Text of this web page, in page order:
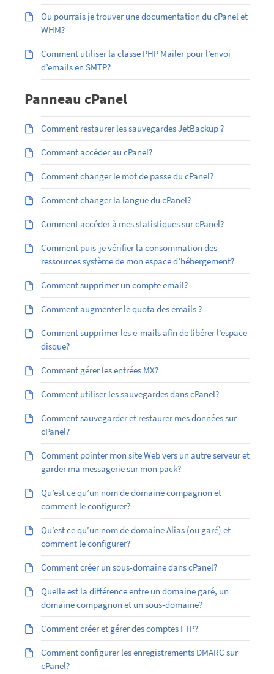
Ou pourrais je trouver une documentation du cPanel et
WHM?
Comment utiliser la classe PHP Mailer pour l’envoi
d’emails en SMTP?
Panneau cPanel
Comment restaurer les sauvegardes JetBackup ?
Comment accéder au cPanel?
Comment changer le mot de passe du cPanel?
Comment changer la langue du cPanel?
Comment accéder à mes statistiques sur cPanel?
Comment puis-je vérifier la consommation des
ressources système de mon espace d’hébergement?
Comment supprimer un compte email?
Comment augmenter le quota des emails ?
Comment supprimer les e-mails afin de libérer l’espace
disque?
Comment gérer les entrées MX?
Comment utiliser les sauvegardes dans cPanel?
Comment sauvegarder et restaurer mes données sur
cPanel?
Comment pointer mon site Web vers un autre serveur et
garder ma messagerie sur mon pack?
Qu’est ce qu’un nom de domaine compagnon et
comment le configurer?
Qu’est ­ce qu’un nom de domaine Alias (ou garé) et
comment le configurer?
Comment créer un sous-domaine dans cPanel?
Quelle est la différence entre un domaine garé, un
domaine compagnon et un sous-domaine?
Comment créer et gérer des comptes FTP?
Comment configurer les enregistrements DMARC sur
cPanel?